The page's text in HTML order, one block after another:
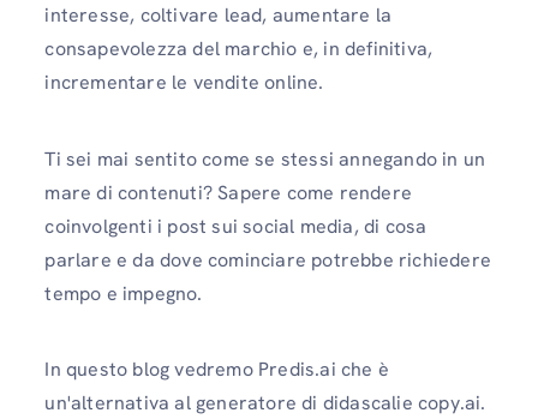
interesse, coltivare lead, aumentare la
consapevolezza del marchio e, in definitiva,
incrementare le vendite online.
Ti sei mai sentito come se stessi annegando in un
mare di contenuti? Sapere come rendere
coinvolgenti i post sui social media, di cosa
parlare e da dove cominciare potrebbe richiedere
tempo e impegno.
In questo blog vedremo Predis.ai che è
un'alternativa al generatore di didascalie copy.ai.